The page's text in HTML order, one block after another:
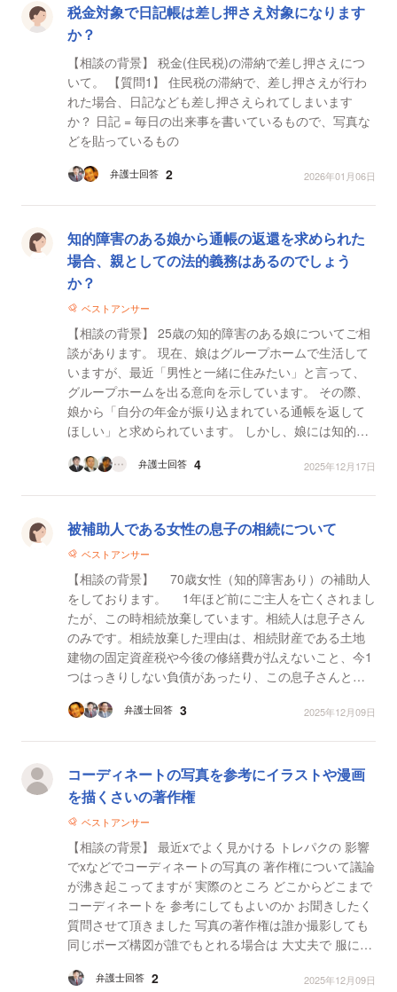
税金対象で日記帳は差し押さえ対象になります
か？
【相談の背景】 税金(住民税)の滞納で差し押さえにつ
いて。 【質問1】 住民税の滞納で、差し押さえが行わ
れた場合、日記なども差し押さえられてしまいます
か？ 日記 = 毎日の出来事を書いているもので、写真な
どを貼っているもの
弁護士回答 2 2026年01月06日
知的障害のある娘から通帳の返還を求められた
場合、親としての法的義務はあるのでしょう
か？
ベストアンサー
【相談の背景】 25歳の知的障害のある娘についてご相
談があります。 現在、娘はグループホームで生活して
いますが、最近「男性と一緒に住みたい」と言って、
グループホームを出る意向を示しています。 その際、
娘から「自分の年金が振り込まれている通帳を返して
ほしい」と求められています。 しかし、娘には知的障
弁護士回答 4 2025年12月17日
被補助人である女性の息子の相続について
ベストアンサー
【相談の背景】 70歳女性（知的障害あり）の補助人
をしております。 1年ほど前にご主人を亡くされまし
たが、この時相続放棄しています。相続人は息子さん
のみです。相続放棄した理由は、相続財産である土地
建物の固定資産税や今後の修繕費が払えないこと、今1
つはっきりしない負債があったり、この息子さんとの
建...
弁護士回答 3 2025年12月09日
コーディネートの写真を参考にイラストや漫画
を描くさいの著作権
ベストアンサー
【相談の背景】 最近xでよく見かける トレパクの 影響
でxなどでコーディネートの写真の 著作権について議論
が沸き起こってますが 実際のところ どこからどこまで
コーディネートを 参考にしてもよいのか お聞きしたく
質問させて頂きました 写真の著作権は誰か撮影しても
同じポーズ構図が誰でもとれる場合は 大丈夫で 服に関
弁護士回答 2 2025年12月09日